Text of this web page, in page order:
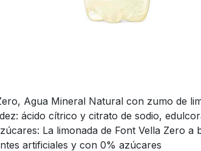
Agua Mineral Natural con zumo de
ácido cítrico y citrato de sodio,
La limonada de Font Vella Zero
artificiales y con 0% azúcares